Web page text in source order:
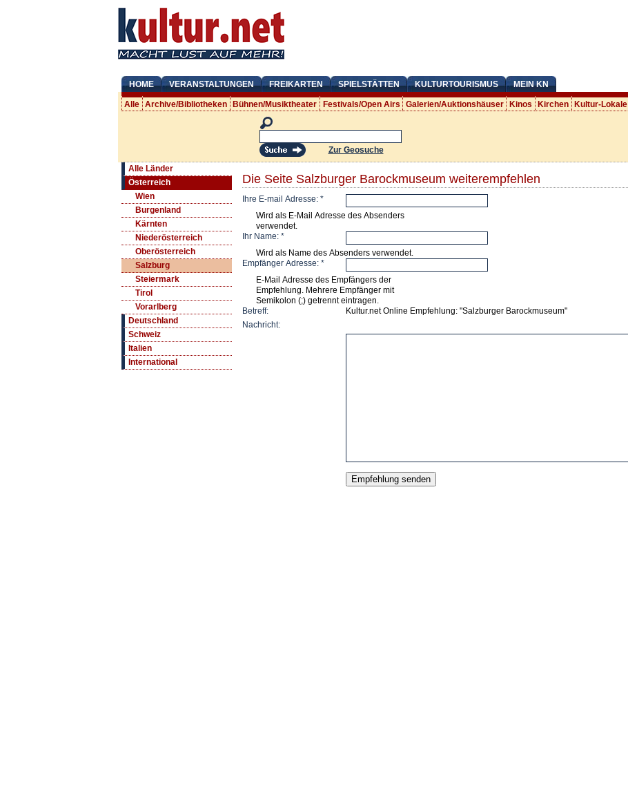
HOME VERANSTALTUNGEN FREIKARTEN SPIELSTÄTTEN KULTURTOURISMUS MEIN KN
Alle Archive/Bibliotheken Bühnen/Musiktheater Festivals/Open Airs Galerien/Auktionshäuser Kinos Kirchen Kultur-Lokale
Zur Geosuche
Alle Länder
Österreich
Wien
Burgenland
Kärnten
Niederösterreich
Oberösterreich
Salzburg
Steiermark
Tirol
Vorarlberg
Deutschland
Schweiz
Italien
International
Die Seite Salzburger Barockmuseum weiterempfehlen
Ihre E-mail Adresse: *
Wird als E-Mail Adresse des Absenders
verwendet.
Ihr Name: *
Wird als Name des Absenders verwendet.
Empfänger Adresse: *
E-Mail Adresse des Empfängers der
Empfehlung. Mehrere Empfänger mit
Semikolon (;) getrennt eintragen.
Betreff:
Kultur.net Online Empfehlung: "Salzburger Barockmuseum"
Nachricht: